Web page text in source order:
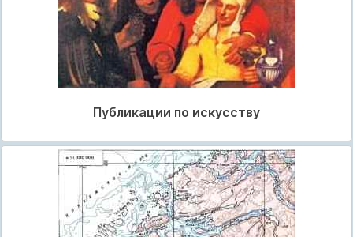
Публикации по искусству